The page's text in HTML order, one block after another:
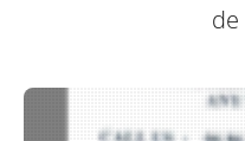
de